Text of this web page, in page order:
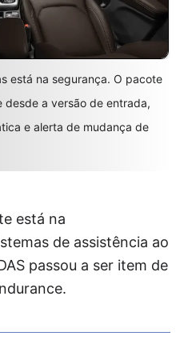
está na segurança. O pacote
desde a versão de entrada,
e alerta de mudança de
está na
de assistência ao
passou a ser item de